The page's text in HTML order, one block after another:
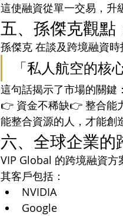
這使融資從單一交易，升
五、孫傑克觀
孫傑克 在談及跨境融資時
「私人航空的
這句話揭示了市場的關鍵：
👉 資金不稀缺👉 整合能
能整合資源的人，才能創
六、全球企業的
VIP Global 的跨境融資
其客戶包括：
NVIDIA
Google